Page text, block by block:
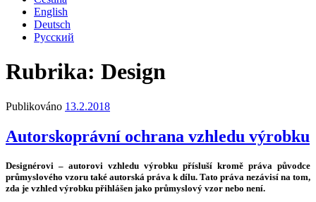
English
Deutsch
Русский
Rubrika: Design
Publikováno 13.2.2018
Autorskoprávní ochrana vzhledu výrobku
Designérovi – autorovi vzhledu výrobku přísluší kromě práva původce
průmyslového vzoru také autorská práva k dílu. Tato práva nezávisí na tom,
zda je vzhled výrobku přihlášen jako průmyslový vzor nebo není.